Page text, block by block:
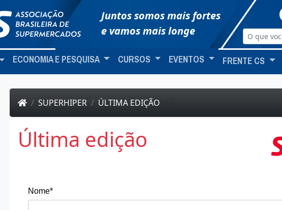
Juntos somos mais fortes
e vamos mais longe
ECONOMIA E PESQUISA CURSOS EVENTOS FRENTE CS
SUPERHIPER ÚLTIMA EDIÇÃO
Última edição
Nome*